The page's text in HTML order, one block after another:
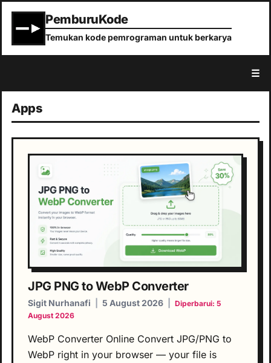
PemburuKode
Temukan kode pemrograman untuk berkarya
☰
Apps
JPG PNG to WebP Converter
Sigit Nurhanafi 5 August 2026
Diperbarui: 5
August 2026
WebP Converter Online Convert JPG/PNG to
WebP right in your browser — your file is